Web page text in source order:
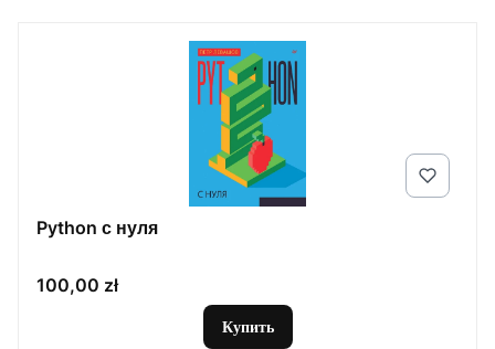
Python с нуля
Цена
100,00 zł
Купить